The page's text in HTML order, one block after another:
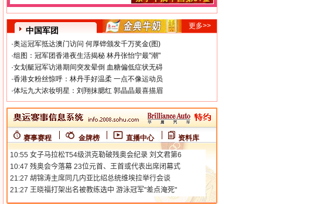
中国军团
更多>>
·奥运冠军抵达澳门访问 何厚铧颁发千万奖金(图)
·组图：冠军团香港夜生活揭秘 林丹张怡宁最"潮"
·女划艇冠军访港期间突发晕倒 血糖偏低症状无碍
·香港女粉丝惊呼：林丹手好温柔 一点不像运动员
·体坛九大浓妆明星：刘翔抹腮红 郭晶晶最喜描眉
赛事赛程 金牌榜 直播中心 资料库